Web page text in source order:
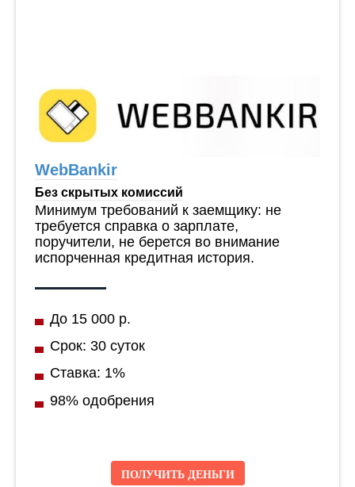
WebBankir
Без скрытых комиссий
Минимум требований к заемщику: не
требуется справка о зарплате,
поручители, не берется во внимание
испорченная кредитная история.
До 15 000 р.
Срок: 30 суток
Ставка: 1%
98% одобрения
ПОЛУЧИТЬ ДЕНЬГИ